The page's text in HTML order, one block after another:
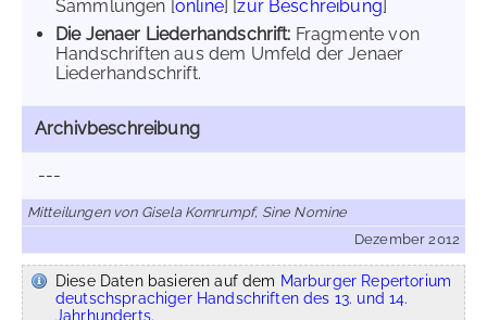
Sammlungen [online] [zur Beschreibung]
Die Jenaer Liederhandschrift: Fragmente von
Handschriften aus dem Umfeld der Jenaer
Liederhandschrift.
Archivbeschreibung
---
Mitteilungen von Gisela Kornrumpf, Sine Nomine
Dezember 2012
Diese Daten basieren auf dem Marburger Repertorium
deutschsprachiger Handschriften des 13. und 14.
Jahrhunderts.